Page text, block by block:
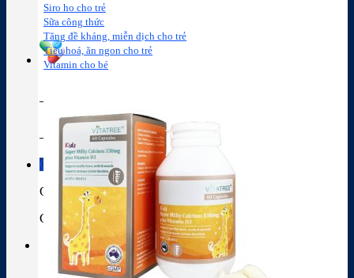
Sữa công
thức
Thành phần thuốc
Giỏ hàng
Giỏ hàng
Chưa có sản phẩm trong giỏ hàng.
Siro ho cho trẻ
Sữa công thức
Tăng đề kháng, miễn dịch cho trẻ
Tiêu hoá, ăn ngon cho trẻ
Vitamin cho bé